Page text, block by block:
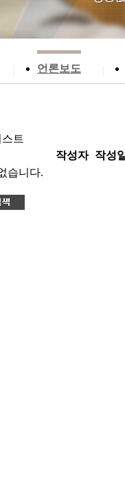
언론보도
트
작성자 작성일
습니다.